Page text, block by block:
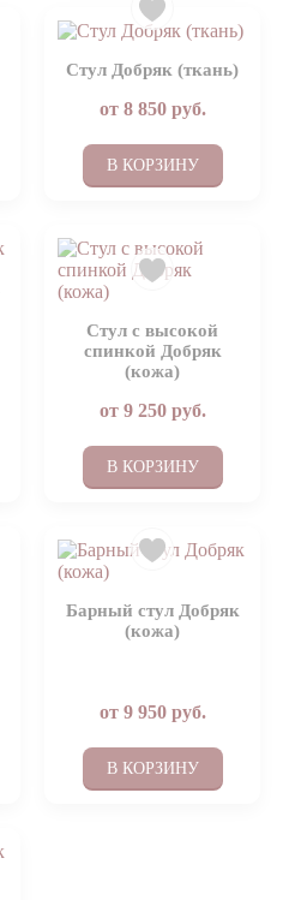
Стул Добряк (ткань)
от 8 850руб.
В КОРЗИНУ
Стул с высокой
спинкой Добряк
(кожа)
от 9 250руб.
В КОРЗИНУ
Барный стул Добряк
(кожа)
от 9 950руб.
В КОРЗИНУ